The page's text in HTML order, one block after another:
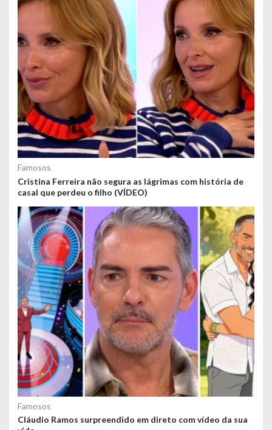
Famosos
Cristina Ferreira não segura as lágrimas com história de
casal que perdeu o filho (VÍDEO)
Famosos
Cláudio Ramos surpreendido em direto com vídeo da sua